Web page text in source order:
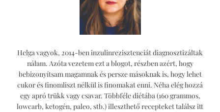
Helga vagyok, 2014-ben inzulinrezisztenciát diagnosztizáltak
nálam. Azóta vezetem ezt a blogot, részben azért, hogy
bebizonyítsam magamnak és persze másoknak is, hogy lehet
cukor és finomliszt nélkül is finomakat enni. Néha elég hozzá
egy apró trükk vagy csavar. Többféle diétába (160 grammos,
lowcarb, ketogén, paleo, stb.) illeszthető recepteket találsz itt